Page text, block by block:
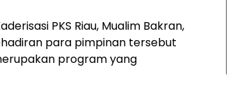
PKS Riau, Mualim Bakran,
para pimpinan tersebut
program yang